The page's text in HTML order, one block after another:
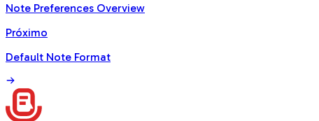
Note Preferences Overview
Próximo
Default Note Format